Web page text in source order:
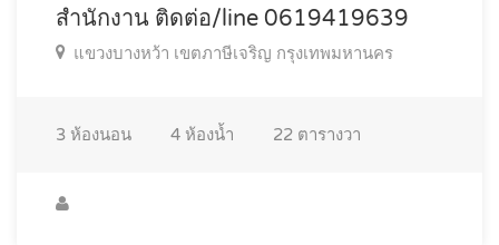
สำนักงาน ติดต่อ/line 0619419639
แขวงบางหว้า เขตภาษีเจริญ กรุงเทพมหานคร
3 ห้องนอน 4 ห้องน้ำ 22 ตารางวา